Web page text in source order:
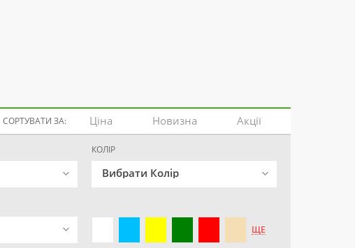
СОРТУВАТИ ЗА: Ціна Новизна Акції
КОЛІР
Вибрати Колір
ЩЕ